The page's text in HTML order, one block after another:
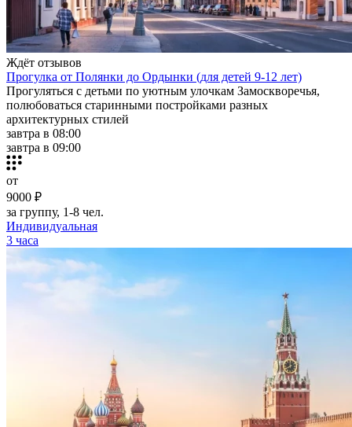
Ждёт отзывов
Прогулка от Полянки до Ордынки (для детей 9-12 лет)
Прогуляться с детьми по уютным улочкам Замоскворечья,
полюбоваться старинными постройками разных
архитектурных стилей
завтра в 08:00
завтра в 09:00
от
9000 ₽
за группу, 1-8 чел.
Индивидуальная
3 часа